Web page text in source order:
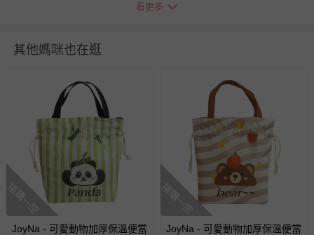
瑕疵退換貨所產生的運費，將由媽咪愛負責處理，若非瑕疵
並點選『我要退貨』即可進行申請。若有相關退貨問題，請
至媽咪愛LINE@客服ID: @mamilove
針對滿件折/滿額贈…等活動，如因部份退貨，而該訂單保
留商品未達活動門檻，將以原價計算，活動贈品亦需一併退
回。
部分商品依據消費者保護法的規定，不適用七天鑑賞期/猶
豫期範圍：
易於腐敗、保存期限較短或解約時即將逾期（例如生鮮
商品、食品等）。
看更多
其他媽咪也在逛
搶購一空
JoyNa - 可愛動物加厚保溫便當
搶購一空
JoyNa - 可愛動物加厚保溫便當